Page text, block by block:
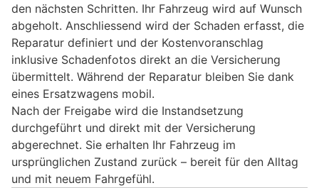
den nächsten Schritten. Ihr Fahrzeug wird auf Wunsch
abgeholt. Anschliessend wird der Schaden erfasst, die
Reparatur definiert und der Kostenvoranschlag
inklusive Schadenfotos direkt an die Versicherung
übermittelt. Während der Reparatur bleiben Sie dank
eines Ersatzwagens mobil.
Nach der Freigabe wird die Instandsetzung
durchgeführt und direkt mit der Versicherung
abgerechnet. Sie erhalten Ihr Fahrzeug im
ursprünglichen Zustand zurück – bereit für den Alltag
und mit neuem Fahrgefühl.